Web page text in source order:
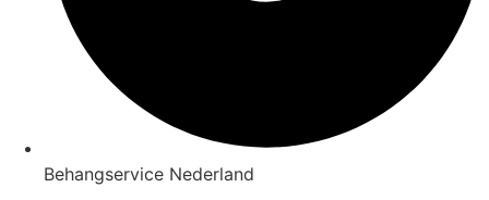
Behangservice Nederland